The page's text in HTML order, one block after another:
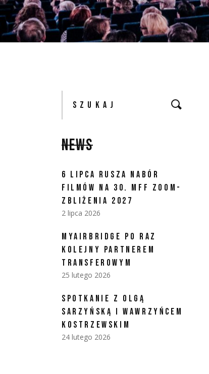
NEWS
6 LIPCA RUSZA NABÓR
FILMÓW NA 30. MFF ZOOM-
ZBLIŻENIA 2027
2 lipca 2026
MYAIRBRIDGE PO RAZ
KOLEJNY PARTNEREM
TRANSFEROWYM
25 lutego 2026
SPOTKANIE Z OLGĄ
SARZYŃSKĄ I WAWRZYŃCEM
KOSTRZEWSKIM
24 lutego 2026